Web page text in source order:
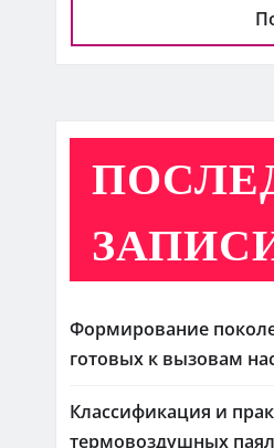
Формирование
готовых к вызовам
Классификация и
термовоздушных